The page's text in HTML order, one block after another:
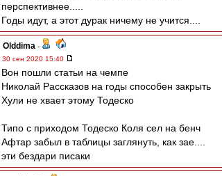
перспективнее.....
Годы идут, а этот дурак ничему не учится....
Olddima -
30 сен 2020 15:40
Вон пошли статьи на чемпе
Николай Рассказов на годы способен закрыть
Хули не хвает этому Тодеско
Типо с приходом Тодеско Коля сел на бенч
Афтар забыл в таблицы заглянуть, как зае....
эти бездари писаки